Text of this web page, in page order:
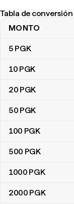
Tabla de
Tabla de
MONTO
5 PGK
10 PGK
20 PGK
50 PGK
100 PGK
500 PGK
1000 PGK
2000 PGK